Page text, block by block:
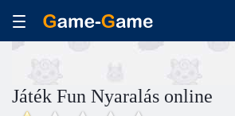
Játék Fun Nyaralás online